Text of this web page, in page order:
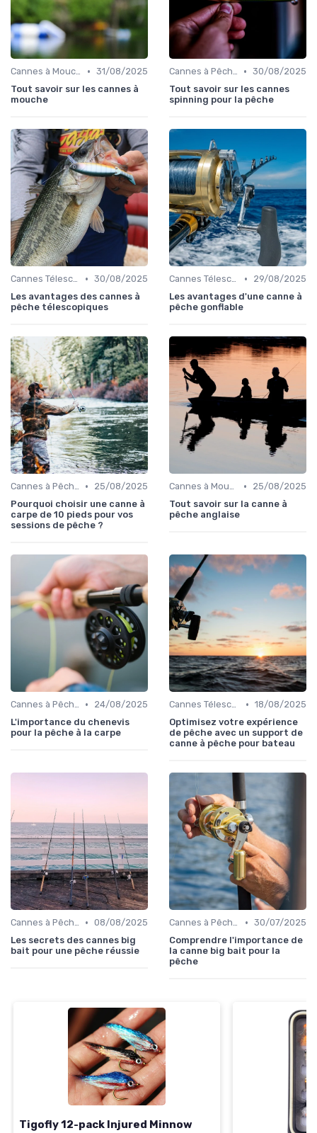
Cannes à Mouche • 31/08/2025
Tout savoir sur les cannes à
mouche
Cannes à Pêche pour Carnassiers • 30/08/2025
Tout savoir sur les cannes
spinning pour la pêche
Cannes Télescopiques et Voyage • 30/08/2025
Les avantages des cannes à
pêche télescopiques
Cannes Télescopiques et Voyage •
29/08/2025
Les avantages d'une canne à
pêche gonflable
Cannes à Pêche pour Carnassiers •
25/08/2025
Pourquoi choisir une canne à
carpe de 10 pieds pour vos
sessions de pêche ?
Cannes à Mouche •
25/08/2025
Tout savoir sur la canne à
pêche anglaise
Cannes à Pêche pour Carnassiers •
24/08/2025
L'importance du chenevis
pour la pêche à la carpe
Cannes Télescopiques et Voyage • 18/08/2025
Optimisez votre expérience
de pêche avec un support de
canne à pêche pour bateau
Cannes à Pêche pour Carnassiers • 08/08/2025
Les secrets des cannes big
bait pour une pêche réussie
Cannes à Pêche pour Carnassiers • 30/07/2025
Comprendre l'importance de
la canne big bait pour la
pêche
Tigofly 12-pack Injured Minnow